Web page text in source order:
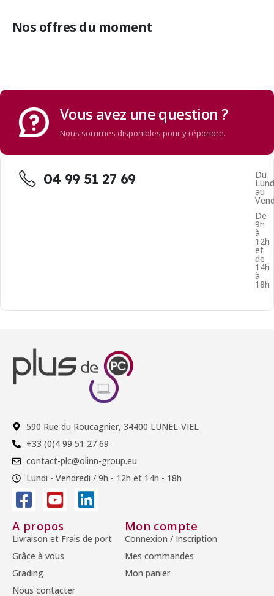
Nos offres du moment
Vous avez une question ?
Nous sommes disponibles pour y répondre.
04 99 51 27 69 Du
au
De
9h
à
12h
et
de
14h
à
18h
590 Rue du Roucagnier, 34400 LUNEL-VIEL
+33 (0)4 99 51 27 69
contact-plc@olinn-group.eu
Lundi - Vendredi / 9h - 12h et 14h - 18h
A propos
Livraison et Frais de port
Grâce à vous
Grading
Nous contacter
Mon compte
Connexion / Inscription
Mes commandes
Mon panier